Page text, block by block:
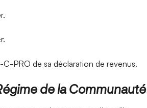
PRO de sa déclaration de revenus.​
de la Communauté